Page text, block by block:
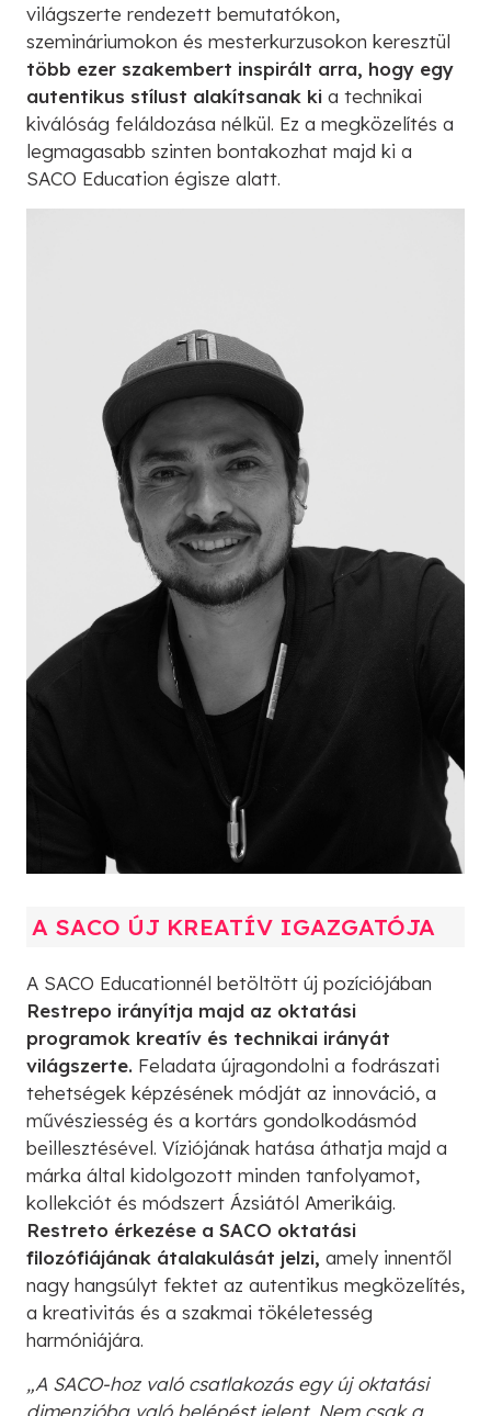
világszerte rendezett bemutatókon,
szemináriumokon és mesterkurzusokon keresztül
több ezer szakembert inspirált arra, hogy egy
autentikus stílust alakítsanak ki a technikai
kiválóság feláldozása nélkül. Ez a megközelítés a
legmagasabb szinten bontakozhat majd ki a
SACO Education égisze alatt.
A SACO ÚJ KREATÍV IGAZGATÓJA
A SACO Educationnél betöltött új pozíciójában
Restrepo irányítja majd az oktatási
programok kreatív és technikai irányát
világszerte. Feladata újragondolni a fodrászati
tehetségek képzésének módját az innováció, a
művésziesség és a kortárs gondolkodásmód
beillesztésével. Víziójának hatása áthatja majd a
márka által kidolgozott minden tanfolyamot,
kollekciót és módszert Ázsiától Amerikáig.
Restreto érkezése a SACO oktatási
filozófiájának átalakulását jelzi, amely innentől
nagy hangsúlyt fektet az autentikus megközelítés,
a kreativitás és a szakmai tökéletesség
harmóniájára.
„A SACO-hoz való csatlakozás egy új oktatási